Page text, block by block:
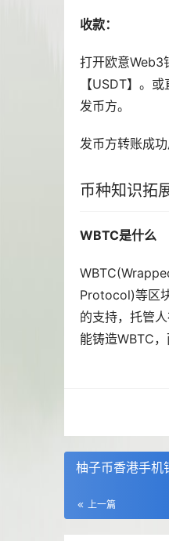
收款：
打开欧意Web3
【USDT】。
发币方。
发币方转账成
币种知识拓
WBTC是什么
Protocol)等区
的支持，托管
能铸造WBTC
柚子币香港手机
上一篇